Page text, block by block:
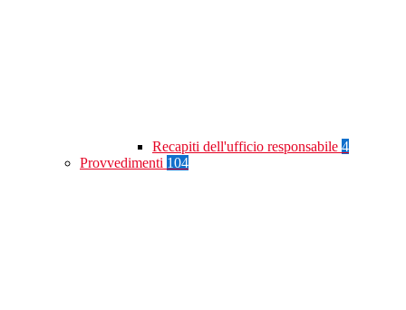
Recapiti dell'ufficio responsabile 4
Provvedimenti 104